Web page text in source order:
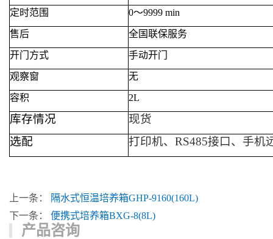
定时范围 0～9999 min
售后 全国联保服务
开门方式 手动开门
观察窗 无
容积 2L
库存情况
现货
选配
打印机、RS485接口、手机
上一条：
隔水式恒温培养箱GHP-9160(160L)
下一条： 便携式培养箱BXG-8(8L)
产品咨询